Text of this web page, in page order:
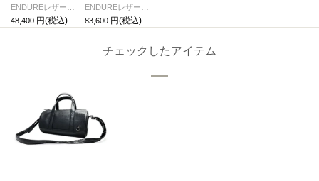
48,400
83,600
チェックしたアイテム